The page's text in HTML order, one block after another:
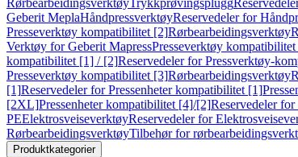
RørbearbeidingsverktøyTrykkprøvingsplugg
Geberit MeplaHåndpressverktøyReservedeler for
Presseverktøy kompatibilitet [2]Rørbearbeidingsverktøy
Verktøy for Geberit MapressPresseverktøy
kompatibilitet [1] / [2]Reservedeler for Pressverktøy-
Presseverktøy kompatibilitet [3]Rørbearbeidingsverktøy
[1]Reservedeler for Pressenheter kompatibilitet [1]
[2XL]Pressenheter kompatibilitet [4]/[2]Reservedeler
PEElektrosveiseverktøyReservedeler for
RørbearbeidingsverktøyTilbehør for
Produktkategorier